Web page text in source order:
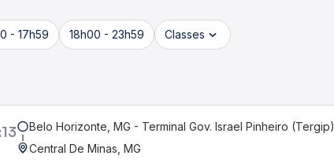
- 17h59 18h00 - 23h59 Classes
Belo Horizonte, MG - Terminal Gov. Israel Pinheiro (Tergip)
Central De Minas, MG